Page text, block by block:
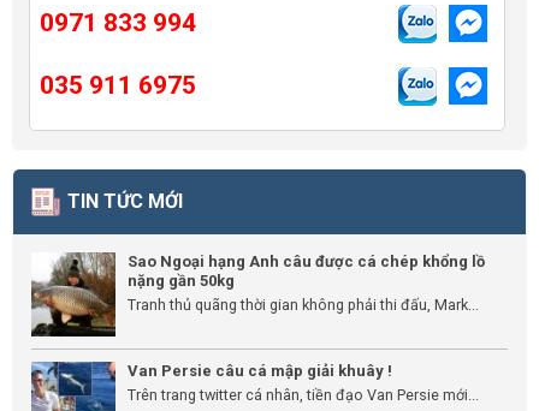
0971 833 994
035 911 6975
TIN TỨC MỚI
Sao Ngoại hạng Anh câu được cá chép khổng lồ
nặng gần 50kg
Tranh thủ quãng thời gian không phải thi đấu, Mark...
Van Persie câu cá mập giải khuây !
Trên trang twitter cá nhân, tiền đạo Van Persie mới...